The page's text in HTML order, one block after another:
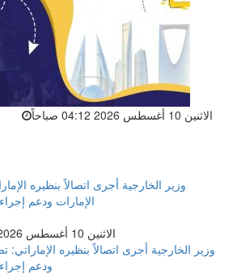
الاثنين 10 أغسطس 2026 04:12 صباحاً
الاثنين 10 أغسطس 2026 04:40 صباحاً
وزير الخارجية أجرى اتصالاً بنظيره الإماراتي:
ودعم